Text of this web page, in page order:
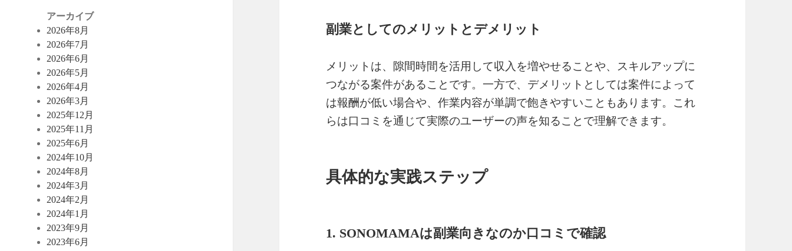
アーカイブ
2026年8月
2026年7月
2026年6月
2026年5月
2026年4月
2026年3月
2025年12月
2025年11月
2025年6月
2024年10月
2024年8月
2024年3月
2024年2月
2024年1月
2023年9月
2023年6月
副業としてのメリットとデメリット
メリットは、隙間時間を活用して収入を増やせることや、スキルアップに
つながる案件があることです。一方で、デメリットとしては案件によって
は報酬が低い場合や、作業内容が単調で飽きやすいこともあります。これ
らは口コミを通じて実際のユーザーの声を知ることで理解できます。
具体的な実践ステップ
1. SONOMAMAは副業向きなのか口コミで確認